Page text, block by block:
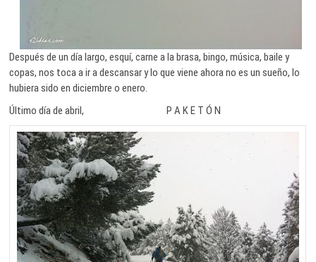
Después de un día largo, esquí, carne a la brasa, bingo, música, baile y
copas, nos toca a ir a descansar y lo que viene ahora no es un sueño, lo
hubiera sido en diciembre o enero.
Último día de abril, P A K E T Ó N